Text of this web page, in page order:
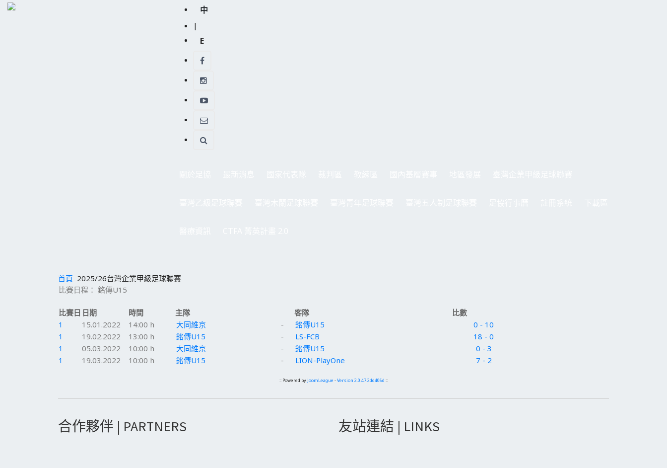
中
|
E
首頁 2025/26台灣企業甲級足球聯賽
比賽日程： 銘傳U15
比賽日 日期 時間 主隊 客隊
比數
1
15.01.2022 14:00 h 大同維京 - 銘傳U15
0 - 10
1
19.02.2022 13:00 h 銘傳U15 - LS-FCB
18 - 0
1
05.03.2022 10:00 h 大同維京 - 銘傳U15
0 - 3
1
19.03.2022 10:00 h 銘傳U15 - LION-PlayOne 7 - 2
:: Powered by JoomLeague -Version 2.0.47.2dd406d ::
合作夥伴 | PARTNERS 友站連結 | LINKS